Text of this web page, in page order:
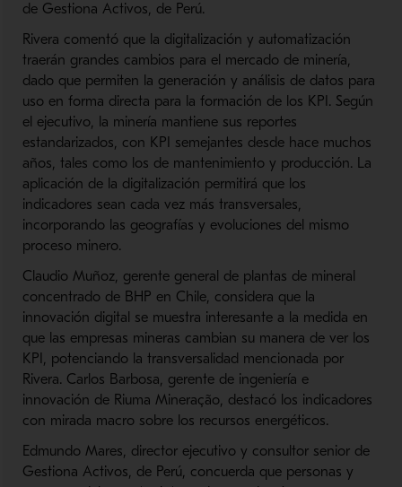
de Gestiona Activos, de Perú.
Rivera comentó que la digitalización y automatización
traerán grandes cambios para el mercado de minería,
dado que permiten la generación y análisis de datos para
uso en forma directa para la formación de los KPI. Según
el ejecutivo, la minería mantiene sus reportes
estandarizados, con KPI semejantes desde hace muchos
años, tales como los de mantenimiento y producción. La
aplicación de la digitalización permitirá que los
indicadores sean cada vez más transversales,
incorporando las geografías y evoluciones del mismo
proceso minero.
Claudio Muñoz, gerente general de plantas de mineral
concentrado de BHP en Chile, considera que la
innovación digital se muestra interesante a la medida en
que las empresas mineras cambian su manera de ver los
KPI, potenciando la transversalidad mencionada por
Rivera. Carlos Barbosa, gerente de ingeniería e
innovación de Riuma Mineração, destacó los indicadores
con mirada macro sobre los recursos energéticos.
Edmundo Mares, director ejecutivo y consultor senior de
Gestiona Activos, de Perú, concuerda que personas y